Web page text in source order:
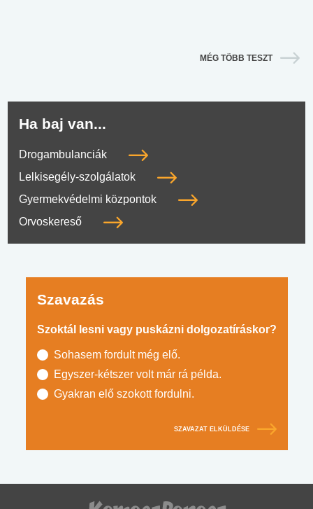
MÉG TÖBB TESZT
Ha baj van...
Drogambulanciák
Lelkisegély-szolgálatok
Gyermekvédelmi központok
Orvoskereső
Szavazás
Szoktál lesni vagy puskázni dolgozatíráskor?
Sohasem fordult még elő.
Egyszer-kétszer volt már rá példa.
Gyakran elő szokott fordulni.
SZAVAZAT ELKÜLDÉSE